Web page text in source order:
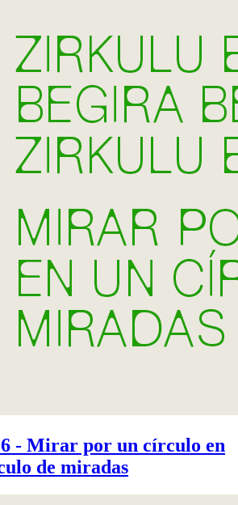
- Mirar por un círculo en
de miradas